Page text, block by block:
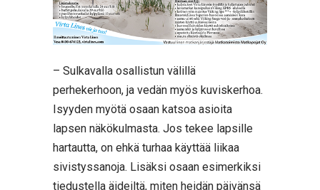
– Sulkavalla osallistun välillä
perhekerhoon, ja vedän myös kuviskerhoa.
Isyyden myötä osaan katsoa asioita
lapsen näkökulmasta. Jos tekee lapsille
hartautta, on ehkä turhaa käyttää liikaa
sivistyssanoja. Lisäksi osaan esimerkiksi
tiedustella äideiltä, miten heidän päivänsä